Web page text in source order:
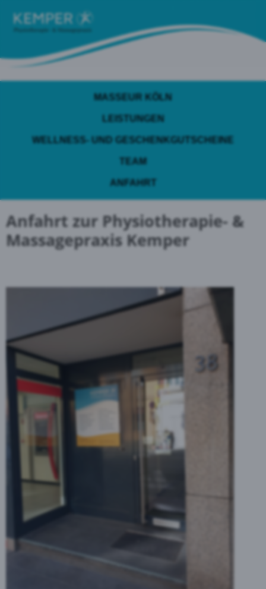
MASSEUR KÖLN
LEISTUNGEN
WELLNESS- UND GESCHENKGUTSCHEINE
TEAM
ANFAHRT
Anfahrt zur Physiotherapie- &
Massagepraxis Kemper